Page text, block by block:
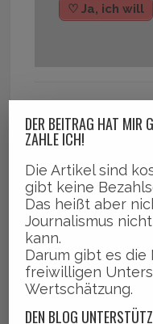
♡ Ja, ich will
Bergedorfer Hafen ,
aße,Neuigkeiten
DER BEITRAG HAT MIR
ZAHLE ICH!
Die Artikel sind
gibt keine
Das heißt aber
Journalismus
kann.
Darum gibt es
freiwilligen
Wertschätzung.
DEN BLOG